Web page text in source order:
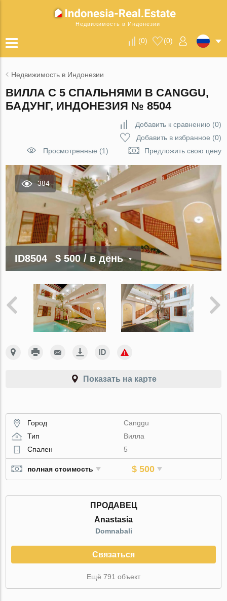
Недвижимость в Индонезии
(0) (0)
Недвижимость в Индонезии
ВИЛЛА С 5 СПАЛЬНЯМИ В CANGGU,
БАДУНГ, ИНДОНЕЗИЯ № 8504
Добавить к сравнению (0)
Добавить в избранное (0)
Просмотренные (1)
Предложить свою цену
384
ID8504 $ 500/ в день
Показать на карте
Город
Canggu
Тип
Вилла
Спален
5
полная стоимость $ 500
ПРОДАВЕЦ
Anastasia
Domnabali
Связаться
Ещё 791 объект